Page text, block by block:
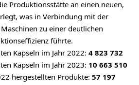
Produktionsstätte an einen neuen,
was in Verbindung mit der
zu einer deutlichen
führte.
Kapseln im Jahr 2022: 4 823 732
Kapseln im Jahr 2023: 10 663 510
hergestellten Produkte: 57 197